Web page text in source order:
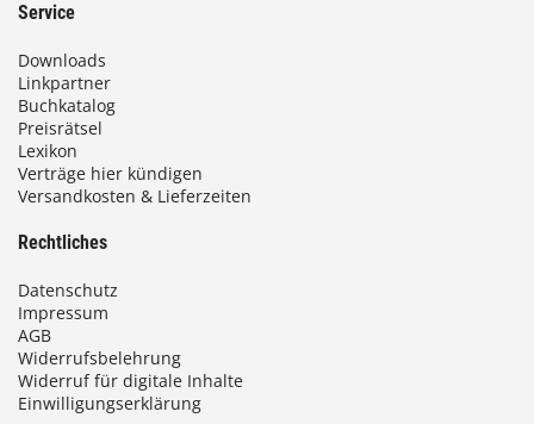
Service
Downloads
Linkpartner
Buchkatalog
Preisrätsel
Lexikon
Verträge hier kündigen
Versandkosten & Lieferzeiten
Rechtliches
Datenschutz
Impressum
AGB
Widerrufsbelehrung
Widerruf für digitale Inhalte
Einwilligungserklärung